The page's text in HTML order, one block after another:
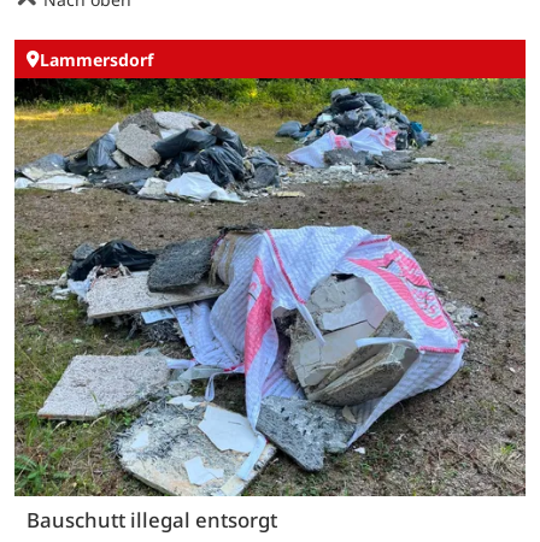
Lammersdorf
Bauschutt illegal entsorgt